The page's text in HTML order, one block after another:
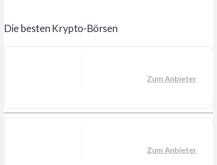
Die besten Krypto-Börsen
Zum Anbieter
Zum Anbieter